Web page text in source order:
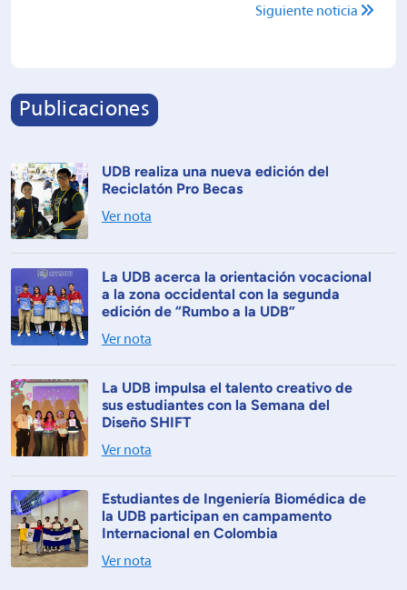
Siguiente noticia
Publicaciones
UDB realiza una nueva edición del
Reciclatón Pro Becas
Ver nota
La UDB acerca la orientación vocacional
a la zona occidental con la segunda
edición de “Rumbo a la UDB”
Ver nota
La UDB impulsa el talento creativo de
sus estudiantes con la Semana del
Diseño SHIFT
Ver nota
Estudiantes de Ingeniería Biomédica de
la UDB participan en campamento
Internacional en Colombia
Ver nota